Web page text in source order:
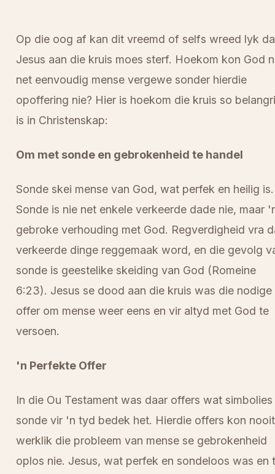
Op die oog af kan dit vreemd of selfs wreed lyk
Jesus aan die kruis moes sterf. Hoekom kon God
net eenvoudig mense vergewe sonder hierdie
opoffering nie? Hier is hoekom die kruis so
is in Christenskap:
Om met sonde en gebrokenheid te handel
Sonde skei mense van God, wat perfek en heilig is.
Sonde is nie net enkele verkeerde dade nie, maar
gebroke verhouding met God. Regverdigheid vra
verkeerde dinge reggemaak word, en die gevolg
sonde is geestelike skeiding van God (Romeine
6:23). Jesus se dood aan die kruis was die nodige
offer om mense weer eens en vir altyd met God te
versoen.
'n Perfekte Offer
In die Ou Testament was daar offers wat simbolies
sonde vir 'n tyd bedek het. Hierdie offers kon nooit
werklik die probleem van mense se gebrokenheid
oplos nie. Jesus, wat perfek en sondeloos was en